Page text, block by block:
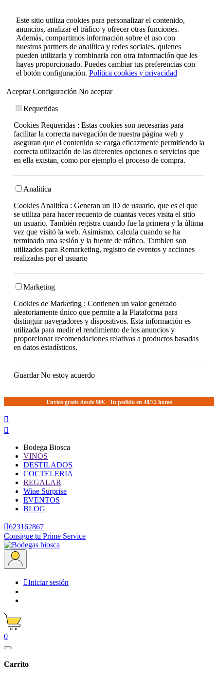
Este sitio utiliza cookies para personalizar el contenido,
anuncios, analizar el tráfico y ofrecer otras funciones.
Además, compartimos información sobre el uso con
nuestros partners de analítica y redes sociales, quienes
pueden utilizarla y combinarla con otra información que les
hayas proporcionado. Puedes cambiar tus preferencias con
el botón configuración. Política cookies y privacidad
AceptarConfiguración No aceptar
Requeridas
Cookies Requeridas : Estas cookies son necesarias para
facilitar la correcta navegación de nuestra página web y
aseguran que el contenido se carga eficazmente permitiendo la
correcta utilización de las diferentes opciones o servicios que
en ella existan, como por ejemplo el proceso de compra.
Analitíca
Cookies Analitíca : Generan un ID de usuario, que es el que
se utiliza para hacer recuento de cuantas veces visita el sitio
un usuario. También registra cuando fue la primera y la última
vez que visitó la web. Asimismo, calcula cuando se ha
terminado una sesión y la fuente de tráfico. Tambien son
utilizados para Remarketing, registro de eventos y acciones
realizadas por el usuario
Marketing
Cookies de Marketing : Contienen un valor generado
aleatoriamente único que permite a la Plataforma para
distinguir navegadores y dispositivos. Esta información es
utilizada para medir el rendimiento de los anuncios y
proporcionar recomendaciones relativas a productos basadas
en datos estadísticos.
GuardarNo estoy acuerdo
Envíos gratis desde 90€ - Tu pedido en 48/72 horas


Bodega Biosca
VINOS
DESTILADOS
COCTELERIA
REGALAR
Wine Surprise
EVENTOS
BLOG
623162867
Consigue tu Prime Service
Iniciar sesión
0
Carrito